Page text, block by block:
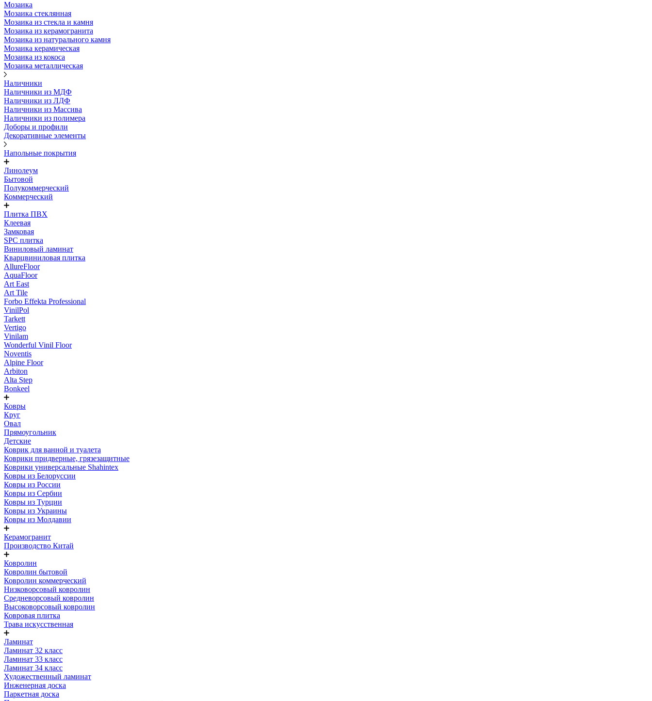
Мозаика
Мозаика стеклянная
Мозаика из стекла и камня
Мозаика из керамогранита
Мозаика из натурального камня
Мозаика керамическая
Мозаика из кокоса
Мозаика металлическая
Наличники
Наличники из МДФ
Наличники из ЛДФ
Наличники из Массива
Наличники из полимера
Доборы и профили
Декоративные элементы
Напольные покрытия
Линолеум
Бытовой
Полукоммерческий
Коммерческий
Плитка ПВХ
Клеевая
Замковая
SPC плитка
Виниловый ламинат
Кварцвиниловая плитка
AllureFloor
AquaFloor
Art East
Art Tile
Forbo Effekta Professional
VinilPol
Tarkett
Vertigo
Vinilam
Wonderful Vinil Floor
Noventis
Alpine Floor
Arbiton
Alta Step
Bonkeel
Ковры
Круг
Овал
Прямоугольник
Детские
Коврик для ванной и туалета
Коврики придверные, грязезащитные
Коврики универсальные Shahintex
Ковры из Белоруссии
Ковры из России
Ковры из Сербии
Ковры из Турции
Ковры из Украины
Ковры из Молдавии
Керамогранит
Производство Китай
Ковролин
Ковролин бытовой
Ковролин коммерческий
Низковорсовый ковролин
Средневорсовый ковролин
Высоковорсовый ковролин
Ковровая плитка
Трава искусственная
Ламинат
Ламинат 32 класс
Ламинат 33 класс
Ламинат 34 класс
Художественный ламинат
Инженерная доска
Паркетная доска